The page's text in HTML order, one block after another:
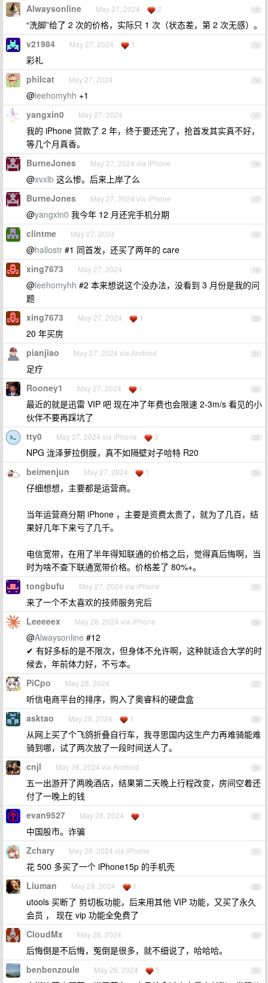
12
Alwaysonline May 27, 2024 2
“洗脚”给了 2 次的价格，实际只 1 次（状态差，第 2 次无感）。
13
v21984 May 27, 2024 1
彩礼
14
philcat May 27, 2024
@leehomyhh +1
15
yangxin0 May 27, 2024
我的 iPhone 贷款了 2 年，终于要还完了，抢首发其实真不好，
等几个月真香。
16
BurneJones May 27, 2024 via iPhone
@xvxlb 这么惨。后来上岸了么
17
BurneJones May 27, 2024 via iPhone
@yangxin0 我今年 12 月还完手机分期
18
clintme May 27, 2024
@hallostr #1 同首发，还买了两年的 care
19
xing7673 May 27, 2024
@leehomyhh #2 本来想说这个没办法，没看到 3 月份是我的问
题
20
xing7673 May 27, 2024 1
20 年买房
21
pianjiao May 27, 2024 via Android
足疗
22
Rooney1 May 27, 2024 1
最近的就是迅雷 VIP 吧 现在冲了年费也会限速 2-3m/s 看见的小
伙伴不要再踩坑了
23
tty0 May 27, 2024 via iPhone 3
NPG 泷泽萝拉倒膜，真不如隔壁对子哈特 R20
24
beimenjun May 27, 2024 1
仔细想想，主要都是运营商。
当年运营商分期 iPhone ，主要是资费太贵了，就为了几百，结
果好几年下来亏了几千。
电信宽带，在用了半年得知联通的价格之后，觉得真后悔啊，当
时为啥不查下联通宽带价格。价格差了 80%+。
25
tongbufu May 27, 2024 via iPhone
来了一个不太喜欢的技师服务完后
26
Leeeeex May 28, 2024 via iPhone
@Alwaysonline #12
✔ 有好多标的是不限次，但身体不允许啊，这种就适合大学的时
候去，年前体力好，不亏本。
27
PiCpo May 28, 2024
听信电商平台的排序，购入了奥睿科的硬盘盒
28
asktao May 28, 2024 1
从网上买了个飞鸽折叠自行车，我寻思国内这生产力再难骑能难
骑到哪，试了两次放了一段时间送人了。
29
cnjl May 28, 2024 via Android
五一出游开了两晚酒店，结果第二天晚上行程改变，房间空着还
付了一晚上的钱
30
evan9527 May 28, 2024 1
中国股市。诈骗
31
Zchary May 28, 2024 via iPhone
花 500 多买了一个 iPhone15p 的手机壳
32
Liuman May 28, 2024 1
utools 买断了 剪切板功能，后来用其他 VIP 功能，又买了永久
会员 ， 现在 vip 功能全免费了
33
CloudMx May 28, 2024
后悔倒是不后悔，冤倒是很多，就不细说了，哈哈哈。
34
benbenzoule May 28, 2024 5